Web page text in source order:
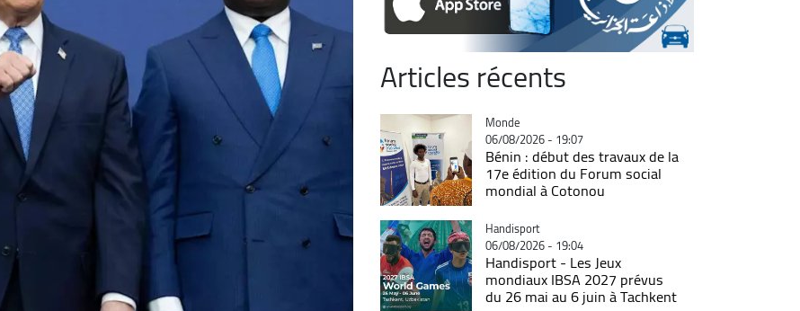
Articles récents
Catégorie
Monde
06/08/2026 - 19:07
Bénin : début des travaux de la
17e édition du Forum social
mondial à Cotonou
Catégorie
Handisport
06/08/2026 - 19:04
Handisport - Les Jeux
mondiaux IBSA 2027 prévus
du 26 mai au 6 juin à Tachkent